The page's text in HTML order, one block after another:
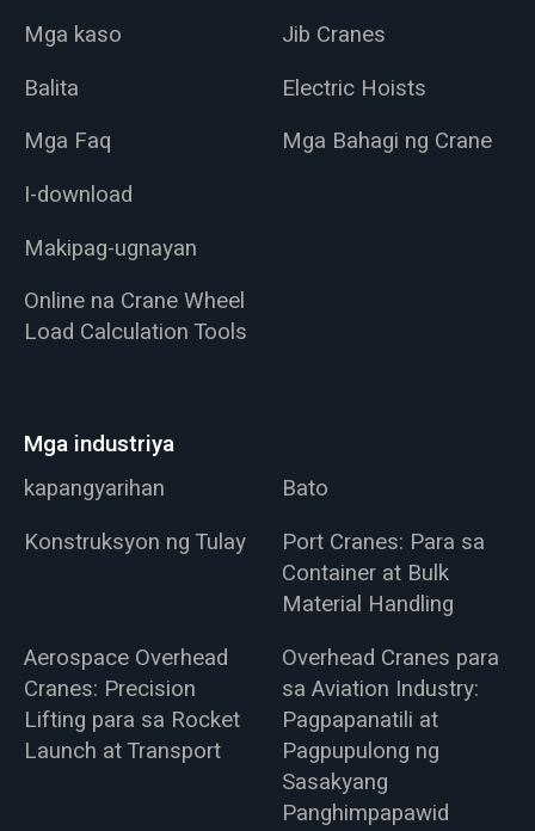
Mga kaso
Balita
Mga Faq
I-download
Makipag-ugnayan
Online na Crane Wheel
Load Calculation Tools
Jib Cranes
Electric Hoists
Mga Bahagi ng Crane
Mga industriya
kapangyarihan
Bato
Konstruksyon ng Tulay
Port Cranes: Para sa
Container at Bulk
Material Handling
Aerospace Overhead
Cranes: Precision
Lifting para sa Rocket
Launch at Transport
Overhead Cranes para
sa Aviation Industry:
Pagpapanatili at
Pagpupulong ng
Sasakyang
Panghimpapawid